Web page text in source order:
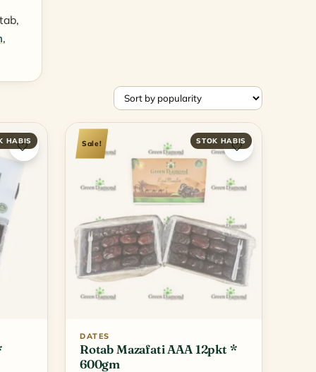
,
Sale!
DATES
Rotab Mazafati AAA 12pkt *
600gm